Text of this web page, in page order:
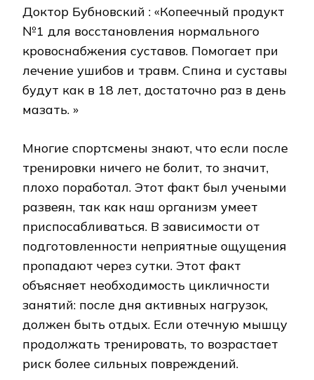
Доктор Бубновский : «Копеечный продукт
№1 для восстановления нормального
кровоснабжения суставов. Помогает при
лечение ушибов и травм. Спина и суставы
будут как в 18 лет, достаточно раз в день
мазать. »
Многие спортсмены знают, что если после
тренировки ничего не болит, то значит,
плохо поработал. Этот факт был учеными
развеян, так как наш организм умеет
приспосабливаться. В зависимости от
подготовленности неприятные ощущения
пропадают через сутки. Этот факт
объясняет необходимость цикличности
занятий: после дня активных нагрузок,
должен быть отдых. Если отечную мышцу
продолжать тренировать, то возрастает
риск более сильных повреждений.